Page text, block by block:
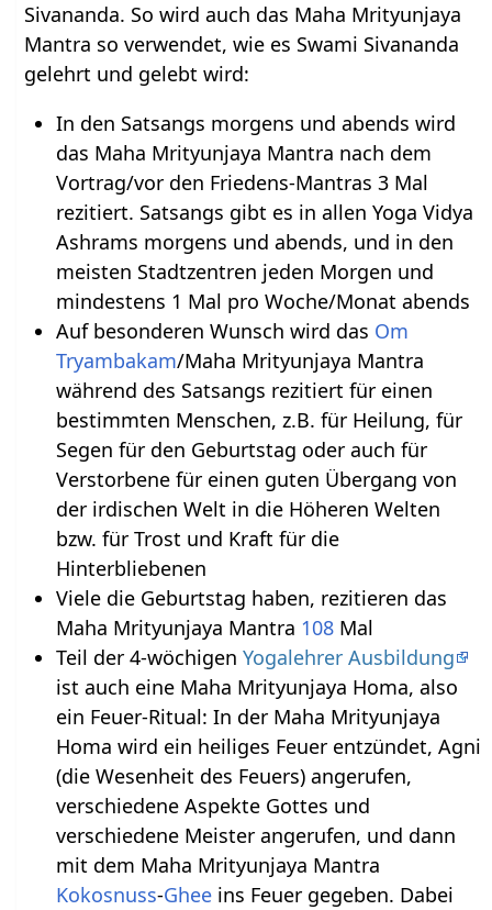
Sivananda. So wird auch das Maha Mrityunjaya
Mantra so verwendet, wie es Swami Sivananda
gelehrt und gelebt wird:
In den Satsangs morgens und abends wird
das Maha Mrityunjaya Mantra nach dem
Vortrag/vor den Friedens-Mantras 3 Mal
rezitiert. Satsangs gibt es in allen Yoga Vidya
Ashrams morgens und abends, und in den
meisten Stadtzentren jeden Morgen und
mindestens 1 Mal pro Woche/Monat abends
Auf besonderen Wunsch wird das Om
Tryambakam/Maha Mrityunjaya Mantra
während des Satsangs rezitiert für einen
bestimmten Menschen, z.B. für Heilung, für
Segen für den Geburtstag oder auch für
Verstorbene für einen guten Übergang von
der irdischen Welt in die Höheren Welten
bzw. für Trost und Kraft für die
Hinterbliebenen
Viele die Geburtstag haben, rezitieren das
Maha Mrityunjaya Mantra 108Mal
Teil der 4-wöchigen Yogalehrer Ausbildung
ist auch eine Maha Mrityunjaya Homa, also
ein Feuer-Ritual: In der Maha Mrityunjaya
Homa wird ein heiliges Feuer entzündet, Agni
(die Wesenheit des Feuers) angerufen,
verschiedene Aspekte Gottes und
verschiedene Meister angerufen, und dann
mit dem Maha Mrityunjaya Mantra
Kokosnuss-Gheeins Feuer gegeben. Dabei